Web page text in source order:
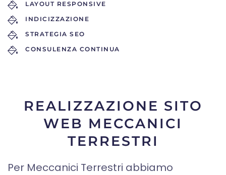
LAYOUT RESPONSIVE
INDICIZZAZIONE
STRATEGIA SEO
CONSULENZA CONTINUA
REALIZZAZIONE SITO
WEB MECCANICI
TERRESTRI
Per Meccanici Terrestri abbiamo